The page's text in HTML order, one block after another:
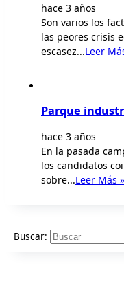
hace 3 años
Son varios los
las peores crisis
escasez...Leer
Parque
hace 3 años
En la pasada
los candidatos
sobre...Leer Más »
Buscar: